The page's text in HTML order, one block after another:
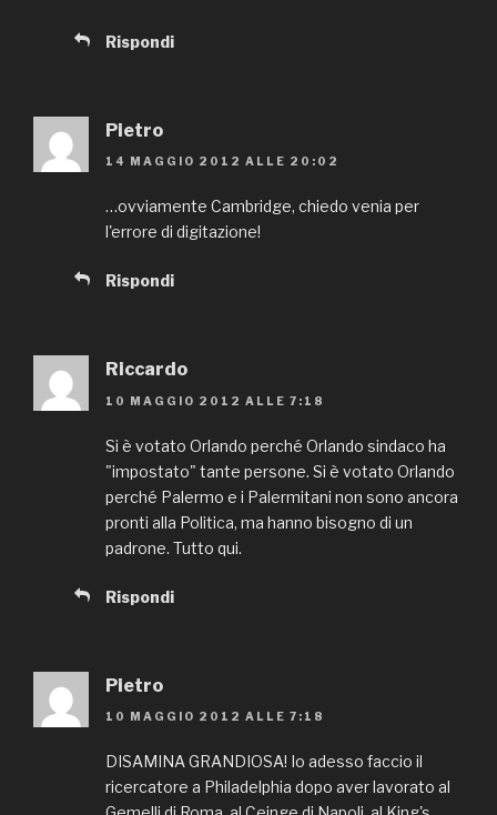
Rispondi
Pietro
14 MAGGIO 2012 ALLE 20:02
…ovviamente Cambridge, chiedo venia per
l'errore di digitazione!
Rispondi
Riccardo
10 MAGGIO 2012 ALLE 7:18
Si è votato Orlando perché Orlando sindaco ha
"impostato" tante persone. Si è votato Orlando
perché Palermo e i Palermitani non sono ancora
pronti alla Politica, ma hanno bisogno di un
padrone. Tutto qui.
Rispondi
Pietro
10 MAGGIO 2012 ALLE 7:18
DISAMINA GRANDIOSA! Io adesso faccio il
ricercatore a Philadelphia dopo aver lavorato al